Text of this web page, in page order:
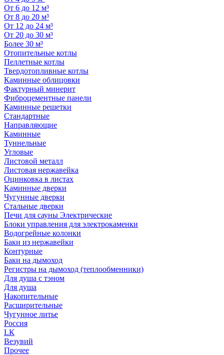
От 6 до 12 м³
От 8 до 20 м³
От 12 до 24 м³
От 20 до 30 м³
Более 30 м³
Отопительные котлы
Пеллетные котлы
Твердотопливные котлы
Каминные облицовки
Фактурный минерит
Фиброцементные панели
Каминные решетки
Стандартные
Направляющие
Каминные
Туннельные
Угловые
Листовой металл
Листовая нержавейка
Оцинковка в листах
Каминные дверки
Чугунные дверки
Стальные дверки
Печи для сауны Электрические
Блоки управления для электрокаменки
Водогрейные колонки
Баки из нержавейки
Контурные
Баки на дымоход
Регистры на дымоход (теплообменники)
Для душа с тэном
Для душа
Накопительные
Расширительные
Чугунное литье
Россия
LК
Везувий
Прочее